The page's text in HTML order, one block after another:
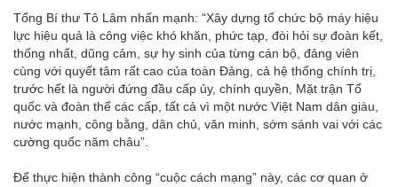
Tổng Bí thư Tô Lâm nhấn mạnh: “Xây dựng tổ chức bộ máy hiệu
lực hiệu quả là công việc khó khăn, phức tạp, đòi hỏi sự đoàn kết,
thống nhất, dũng cảm, sự hy sinh của từng cán bộ, đảng viên
cùng với quyết tâm rất cao của toàn Đảng, cả hệ thống chính trị,
trước hết là người đứng đầu cấp ủy, chính quyền, Mặt trận Tổ
quốc và đoàn thể các cấp, tất cả vì một nước Việt Nam dân giàu,
nước mạnh, công bằng, dân chủ, văn minh, sớm sánh vai với các
cường quốc năm châu”.
Để thực hiện thành công “cuộc cách mạng” này, các cơ quan ở